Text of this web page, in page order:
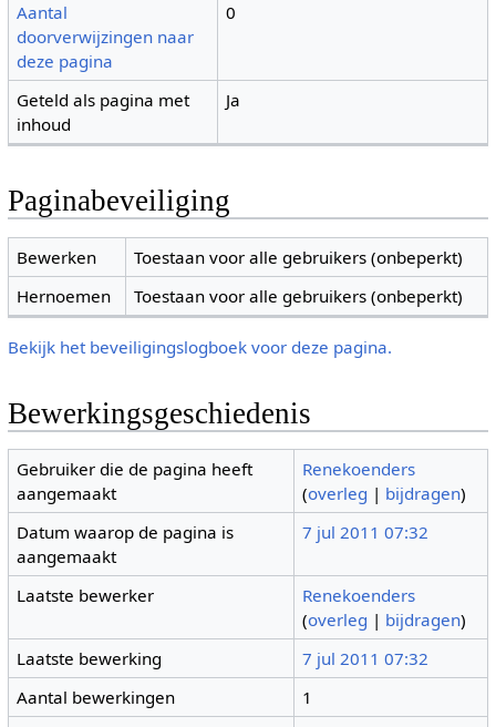
Aantal
doorverwijzingen naar
deze pagina
0
Geteld als pagina met
inhoud
Ja
Paginabeveiliging
Bewerken
Toestaan voor alle gebruikers (onbeperkt)
Hernoemen
Toestaan voor alle gebruikers (onbeperkt)
Bekijk het beveiligingslogboek voor deze pagina.
Bewerkingsgeschiedenis
Gebruiker die de pagina heeft
aangemaakt
Renekoenders
(overleg | bijdragen)
Datum waarop de pagina is
aangemaakt
7 jul 2011 07:32
Laatste bewerker
Renekoenders
(overleg | bijdragen)
Laatste bewerking
7 jul 2011 07:32
Aantal bewerkingen
1